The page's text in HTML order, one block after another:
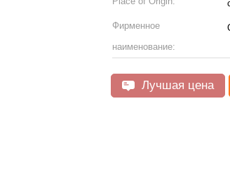
Фирменное
наименование:
Лучшая цена